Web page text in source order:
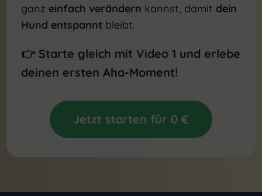
ganz einfach verändern kannst, damit dein
Hund entspannt bleibt.
👉 Starte gleich mit Video 1 und erlebe
deinen ersten Aha-Moment!
Jetzt starten für 0 €